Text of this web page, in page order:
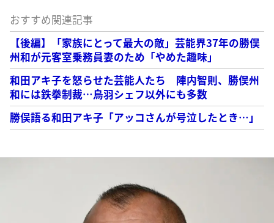
おすすめ関連記事
【後編】「家族にとって最大の敵」芸能界37年の勝俣
州和が元客室乗務員妻のため「やめた趣味」
和田アキ子を怒らせた芸能人たち 陣内智則、勝俣州
和には鉄拳制裁…鳥羽シェフ以外にも多数
勝俣語る和田アキ子「アッコさんが号泣したとき…」